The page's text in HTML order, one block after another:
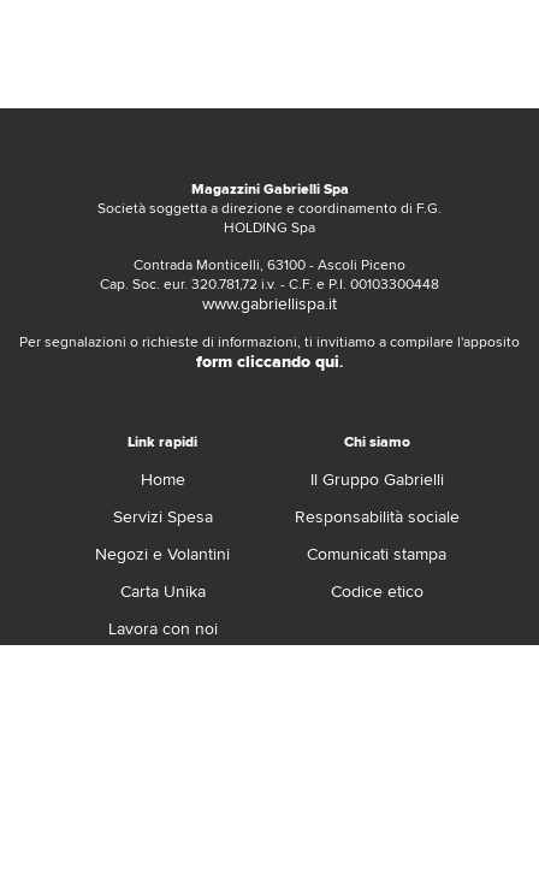
Magazzini Gabrielli Spa
Società soggetta a direzione e coordinamento di F.G.
HOLDING Spa
Contrada Monticelli, 63100 - Ascoli Piceno
Cap. Soc. eur. 320.781,72 i.v. - C.F. e P.I. 00103300448
www.gabriellispa.it
Per segnalazioni o richieste di informazioni, ti invitiamo a compilare l'apposito
form cliccando qui.
Link rapidi
Home
Servizi Spesa
Negozi e Volantini
Carta Unika
Lavora con noi
Chi siamo
Il Gruppo Gabrielli
Responsabilità sociale
Comunicati stampa
Codice etico